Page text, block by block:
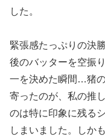
した。
緊張感たっぷりの決
後のバッターを空振
一を決めた瞬間…猪
寄ったのが、私の推
のは特に印象に残る
しまいました。しか